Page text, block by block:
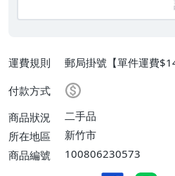
運費規則
郵局掛號【單件運費
付款方式
商品狀況
二手品
所在地區
新竹市
商品編號
100806230573